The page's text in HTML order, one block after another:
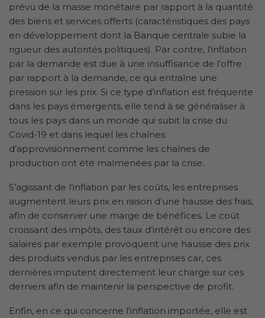
prévu de la masse monétaire par rapport à la quantité
des biens et services offerts (caractéristiques des pays
en développement dont la Banque centrale subie la
rigueur des autorités politiques). Par contre, l’inflation
par la demande est due à une insuffisance de l’offre
par rapport à la demande, ce qui entraîne une
pression sur les prix. Si ce type d’inflation est fréquente
dans les pays émergents, elle tend à se généraliser à
tous les pays dans un monde qui subit la crise du
Covid-19 et dans lequel les chaînes
d’approvisionnement comme les chaînes de
production ont été malmenées par la crise.
S’agissant de l’inflation par les coûts, les entreprises
augmentent leurs prix en raison d’une hausse des frais,
afin de conserver une marge de bénéfices. Le coût
croissant des impôts, des taux d’intérêt ou encore des
salaires par exemple provoquent une hausse des prix
des produits vendus par les entreprises car, ces
dernières imputent directement leur charge sur ces
derniers afin de maintenir la perspective de profit.
Enfin, en ce qui concerne l’inflation importée, elle est